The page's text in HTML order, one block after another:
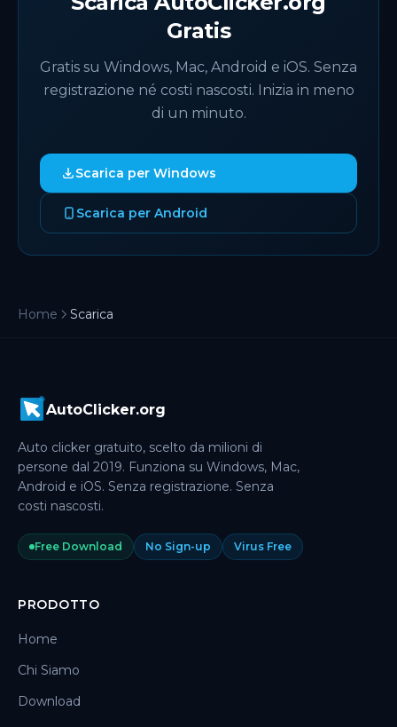
Gratis
Gratis su Windows, Mac, Android e iOS. Senza
registrazione né costi nascosti. Inizia in meno
di un minuto.
Scarica per Windows
Scarica per Android
Home Scarica
AutoClicker.org
Auto clicker gratuito, scelto da milioni di
persone dal 2019. Funziona su Windows, Mac,
Android e iOS. Senza registrazione. Senza
costi nascosti.
Free Download No Sign-up Virus Free
PRODOTTO
Home
Chi Siamo
Download